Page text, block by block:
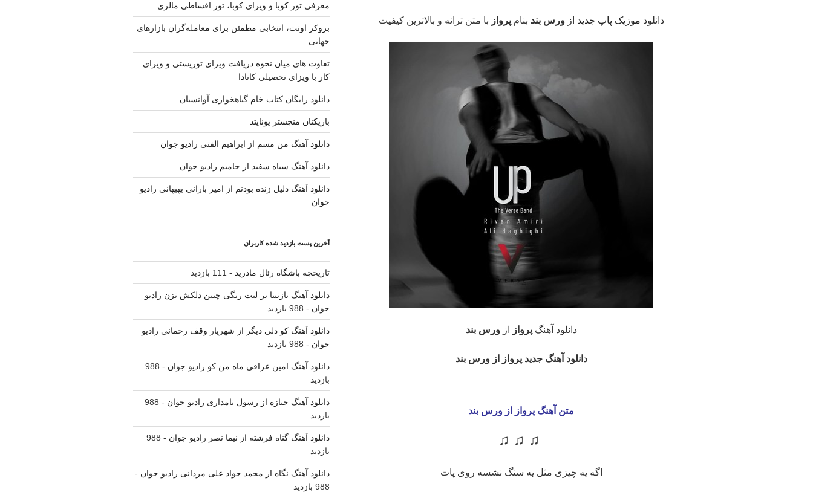
دانلود موزیک پاپ جدید ازورس بند بنامپرواز با متن ترانه و بالاترین کیفیت
دانلود آهنگپرواز ازورس بند
دانلود آهنگ جدید پرواز از ورس بند
متن آهنگ پرواز از ورس بند
♫ ♫ ♫
اگه یه چیزی مثل یه سنگ نشسه روی پات
معرفی تور کوبا و ویزای کوبا، تور اقساطی مالزی
بروکر اوتت، انتخابی مطمئن برای معامله‌گران بازارهای
جهانی
تفاوت های میان نحوه دریافت ویزای توریستی و ویزای
کار با ویزای تحصیلی کانادا
دانلود رایگان کتاب خام گیاهخواری آوانسیان
بازیکنان منچستر یونایتد
دانلود آهنگ من مسم از ابراهیم الفتی رادیو جوان
دانلود آهنگ سیاه سفید از حامیم رادیو جوان
دانلود آهنگ دلیل زنده بودنم از امیر بارانی بهبهانی رادیو
جوان
آخرین پست بازدید شده کاربران
تاریخچه باشگاه رئال مادرید - 111 بازدید
دانلود آهنگ نازنینا بر لبت رنگی چنین دلکش نزن رادیو
جوان - 988 بازدید
دانلود آهنگ کو دلی دیگر از شهریار وقف رحمانی رادیو
جوان - 988 بازدید
دانلود آهنگ امین عراقی ماه من کو رادیو جوان
- 988
بازدید
دانلود آهنگ جنازه از رسول نامداری رادیو جوان
- 988
بازدید
دانلود آهنگ گناه فرشته از نیما نصر رادیو جوان
- 988
بازدید
دانلود آهنگ نگاه از محمد جواد علی مردانی رادیو جوان -
988 بازدید